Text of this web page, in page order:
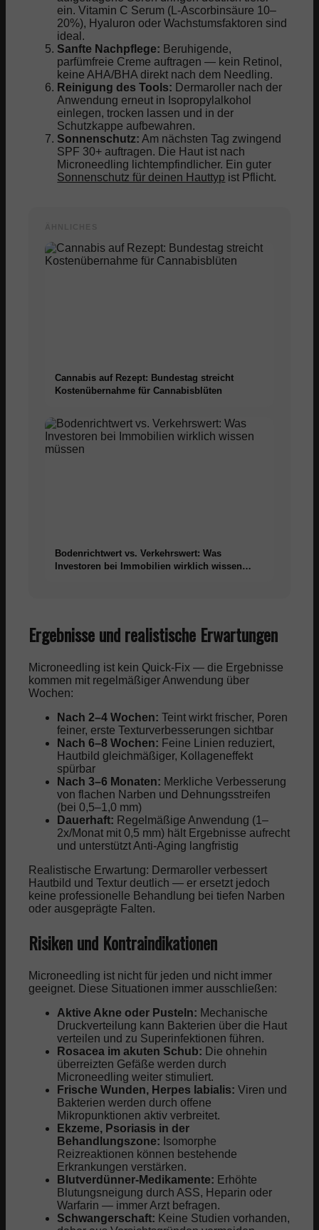
ein. Vitamin C Serum (L-Ascorbinsäure 10–
20%), Hyaluron oder Wachstumsfaktoren sind
ideal.
Sanfte Nachpflege: Beruhigende,
parfümfreie Creme auftragen — kein Retinol,
keine AHA/BHA direkt nach dem Needling.
Reinigung des Tools: Dermaroller nach der
Anwendung erneut in Isopropylalkohol
einlegen, trocken lassen und in der
Schutzkappe aufbewahren.
Sonnenschutz: Am nächsten Tag zwingend
SPF 30+ auftragen. Die Haut ist nach
Microneedling lichtempfindlicher. Ein guter
Sonnenschutz für deinen Hauttyp ist Pflicht.
Cannabis auf Rezept: Bundestag streicht
Kostenübernahme für Cannabisblüten
Bodenrichtwert vs. Verkehrswert: Was
Investoren bei Immobilien wirklich wissen
Ergebnisse und realistische Erwartungen
Microneedling ist kein Quick-Fix — die Ergebnisse
kommen mit regelmäßiger Anwendung über
Wochen:
Nach 2–4 Wochen: Teint wirkt frischer, Poren
feiner, erste Texturverbesserungen sichtbar
Nach 6–8 Wochen: Feine Linien reduziert,
Hautbild gleichmäßiger, Kollageneffekt
spürbar
Nach 3–6 Monaten: Merkliche Verbesserung
von flachen Narben und Dehnungsstreifen
(bei 0,5–1,0 mm)
Dauerhaft: Regelmäßige Anwendung (1–
2x/Monat mit 0,5 mm) hält Ergebnisse aufrecht
und unterstützt Anti-Aging langfristig
Realistische Erwartung: Dermaroller verbessert
Hautbild und Textur deutlich — er ersetzt jedoch
keine professionelle Behandlung bei tiefen Narben
oder ausgeprägte Falten.
Risiken und Kontraindikationen
Microneedling ist nicht für jeden und nicht immer
geeignet. Diese Situationen immer ausschließen:
Aktive Akne oder Pusteln: Mechanische
Druckverteilung kann Bakterien über die Haut
verteilen und zu Superinfektionen führen.
Rosacea im akuten Schub: Die ohnehin
überreizten Gefäße werden durch
Microneedling weiter stimuliert.
Frische Wunden, Herpes labialis: Viren und
Bakterien werden durch offene
Mikropunktionen aktiv verbreitet.
Ekzeme, Psoriasis in der
Behandlungszone: Isomorphe
Reizreaktionen können bestehende
Erkrankungen verstärken.
Blutverdünner-Medikamente: Erhöhte
Blutungsneigung durch ASS, Heparin oder
Warfarin — immer Arzt befragen.
Schwangerschaft: Keine Studien vorhanden,